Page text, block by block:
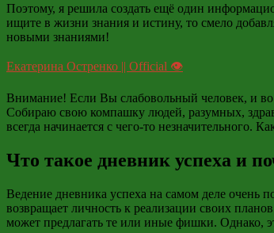
Поэтому, я решила создать ещё один
ищите в жизни знания и истину, то смело
новыми знаниями!
Екатерина Остренко || Official 👁
Внимание! Если Вы слабовольный человек, и во
Собираю свою компашку людей, разумных,
всегда начинается с чего-то незначительного.
Что такое дневник успеха и
Ведение дневника успеха на самом деле очень
возвращает личность к реализации своих
может предлагать те или иные фишки. Однако,